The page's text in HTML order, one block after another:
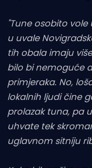
"Tune osobito vole
u uvale
tih obala imaju
bilo bi nemoguće
primjeraka. No,
lokalnih ljudi čine
prolazak tuna, pa
uhvate tek
uglavnom sitniju